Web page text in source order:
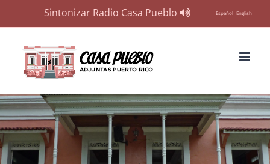
Sintonizar Radio Casa Pueblo Español English
content